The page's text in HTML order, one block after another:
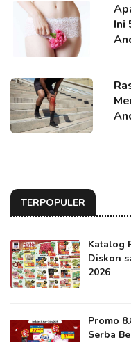
Ini
TERPOPULER
Katalog
Diskon
2026
Promo
Serba